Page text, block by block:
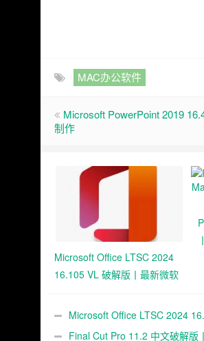
MAC办公软件
Microsoft PowerPoint 2019
制作
Microsoft Office LTSC 2024
16.105 VL 破解版丨最新微软
Microsoft Office LTSC 2024
公套件多语言
Final Cut Pro 11.2 中文破解版